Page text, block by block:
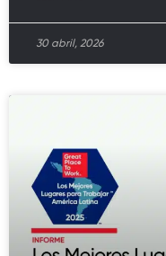
30 abril, 2026